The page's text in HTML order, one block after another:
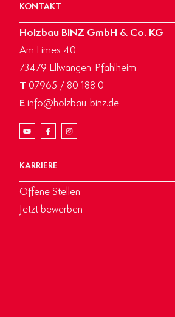
KONTAKT
Holzbau BINZ GmbH & Co. KG
Am Limes 40
73479 Ellwangen-Pfahlheim
T 07965 / 80 188 0
Einfo@holzbau-binz.de
KARRIERE
Offene Stellen
Jetzt bewerben